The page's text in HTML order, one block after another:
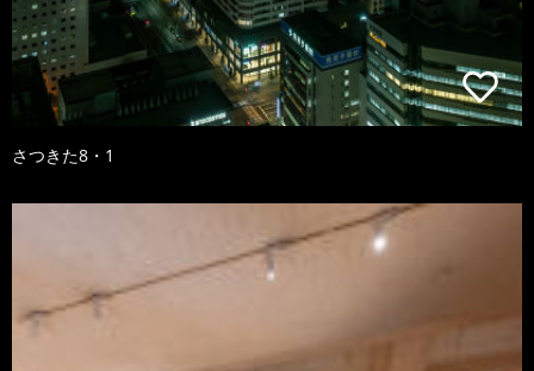
さつきた8・1